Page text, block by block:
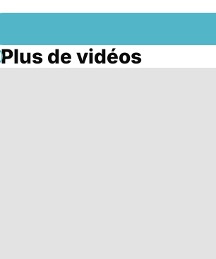
Plus de vidéos